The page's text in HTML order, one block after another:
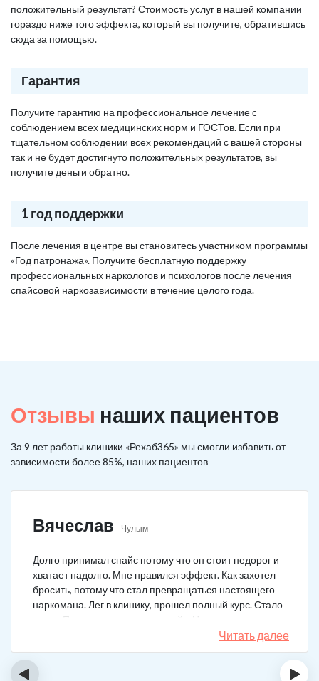
положительный результат? Стоимость услуг в нашей компании
гораздо ниже того эффекта, который вы получите, обратившись
сюда за помощью.
Гарантия
Получите гарантию на профессиональное лечение с
соблюдением всех медицинских норм и ГОСТов. Если при
тщательном соблюдении всех рекомендаций с вашей стороны
так и не будет достигнуто положительных результатов, вы
получите деньги обратно.
1 год поддержки
После лечения в центре вы становитесь участником программы
«Год патронажа». Получите бесплатную поддержку
профессиональных наркологов и психологов после лечения
спайсовой наркозависимости в течение целого года.
Отзывы наших пациентов
За 9 лет работы клиники «Рехаб365» мы смогли избавить от
зависимости более 85%, наших пациентов
Вячеслав Чулым
Долго принимал спайс потому что он стоит недорог и
хватает надолго. Мне нравился эффект. Как захотел
бросить, потому что стал превращаться настоящего
наркомана. Лег в клинику, прошел полный курс. Стало
легче. Перестало тянуть на спайс. Начал жить заново.
Читать далее
‹ ›